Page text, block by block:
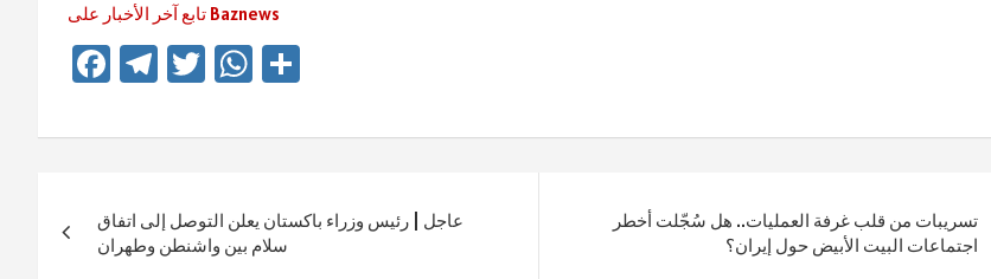
تابع آخر الأخبار على Baznews
Fa
b
ok
Te
gr
m
T
tt
W
at
p
p
n
عاجل | رئيس وزراء باكستان يعلن التوصل إلى اتفاق
سلام بين واشنطن وطهران
تسريبات من قلب غرفة العمليات.. هل سُجّلت أخطر
اجتماعات البيت الأبيض حول إيران؟